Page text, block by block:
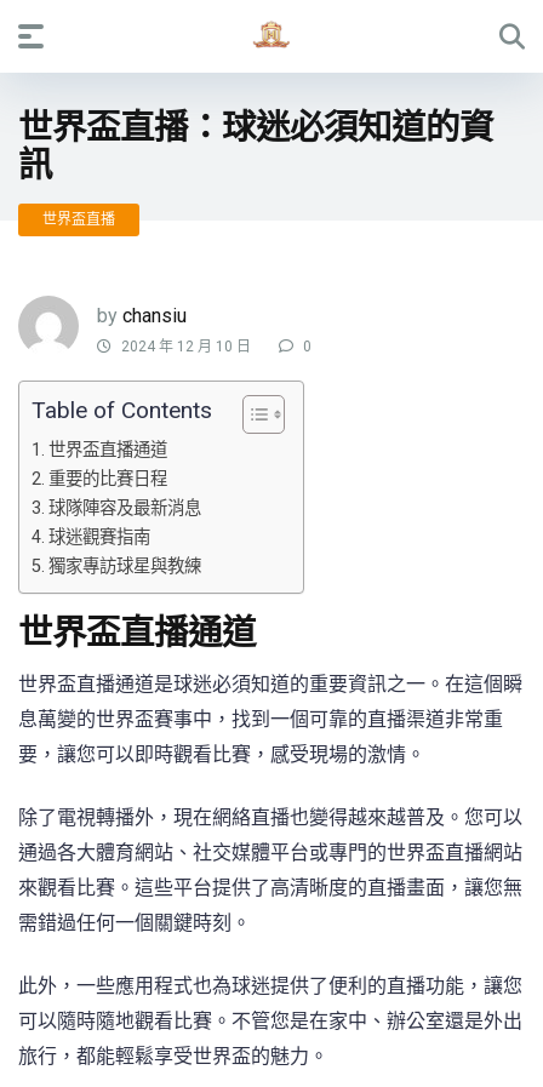
世界盃直播：球迷必須知道的資
訊
世界盃直播
by chansiu
2024 年 12 月 10 日 0
Table of Contents
世界盃直播通道
重要的比賽日程
球隊陣容及最新消息
球迷觀賽指南
獨家專訪球星與教練
世界盃直播通道
世界盃直播通道是球迷必須知道的重要資訊之一。在這個瞬
息萬變的世界盃賽事中，找到一個可靠的直播渠道非常重
要，讓您可以即時觀看比賽，感受現場的激情。
除了電視轉播外，現在網絡直播也變得越來越普及。您可以
通過各大體育網站、社交媒體平台或專門的世界盃直播網站
來觀看比賽。這些平台提供了高清晰度的直播畫面，讓您無
需錯過任何一個關鍵時刻。
此外，一些應用程式也為球迷提供了便利的直播功能，讓您
可以隨時隨地觀看比賽。不管您是在家中、辦公室還是外出
旅行，都能輕鬆享受世界盃的魅力。